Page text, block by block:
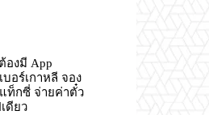
องมี App
บอร์เกาหลี จอง
ท็กซี่ จ่ายค่าตั๋ว
ดียว